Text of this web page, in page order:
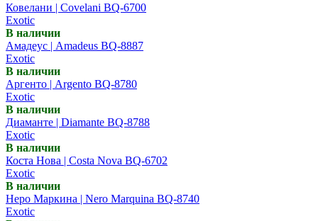
Ковелани | Covelani BQ-6700
Exotic
В наличии
Амадеус | Amadeus BQ-8887
Exotic
В наличии
Аргенто | Argento BQ-8780
Exotic
В наличии
Диаманте | Diamante BQ-8788
Exotic
В наличии
Коста Нова | Costa Nova BQ-6702
Exotic
В наличии
Неро Маркина | Nero Marquina BQ-8740
Exotic